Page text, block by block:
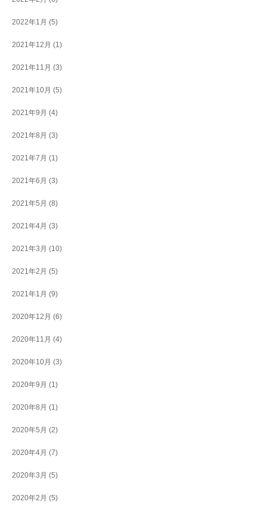
2022年1月 (5)
2021年12月 (1)
2021年11月 (3)
2021年10月 (5)
2021年9月 (4)
2021年8月 (3)
2021年7月 (1)
2021年6月 (3)
2021年5月 (8)
2021年4月 (3)
2021年3月 (10)
2021年2月 (5)
2021年1月 (9)
2020年12月 (6)
2020年11月 (4)
2020年10月 (3)
2020年9月 (1)
2020年8月 (1)
2020年5月 (2)
2020年4月 (7)
2020年3月 (5)
2020年2月 (5)